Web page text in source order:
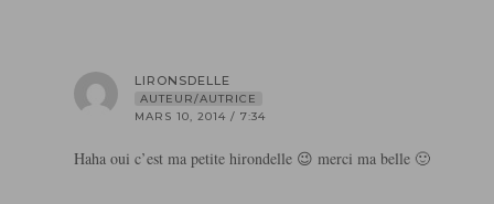
LIRONSDELLE
AUTEUR/AUTRICE
MARS 10, 2014 / 7:34
Haha oui c’est ma petite hirondelle 😉 merci ma belle 🙂